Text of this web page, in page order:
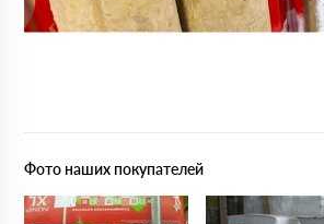
Фото наших покупателей